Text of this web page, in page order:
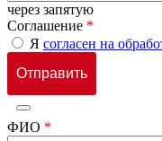
через запятую
Соглашение *
Я согласен на
ФИО *